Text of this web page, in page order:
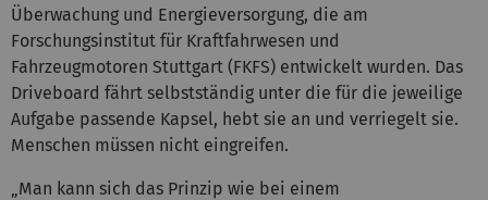
Überwachung und Energieversorgung, die am
Forschungsinstitut für Kraftfahrwesen und
Fahrzeugmotoren Stuttgart (FKFS) entwickelt wurden. Das
Driveboard fährt selbstständig unter die für die jeweilige
Aufgabe passende Kapsel, hebt sie an und verriegelt sie.
Menschen müssen nicht eingreifen.
„Man kann sich das Prinzip wie bei einem